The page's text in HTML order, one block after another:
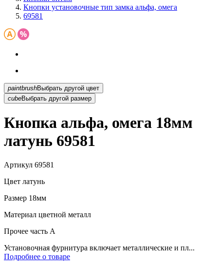
Кнопки установочные тип замка альфа, омега
69581
paintbrush
Выбрать другой цвет
cubeВыбрать другой размер
Кнопка альфа, омега 18мм
латунь 69581
Артикул 69581
Цвет латунь
Размер 18мм
Материал цветной металл
Прочее часть A
Установочная фурнитура включает металлические и пл...
Подробнее о товаре